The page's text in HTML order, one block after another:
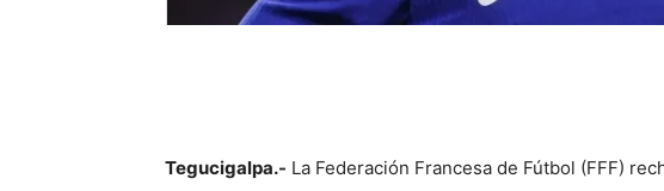
Tegucigalpa.- La Federación Francesa de Fútbol (FFF)